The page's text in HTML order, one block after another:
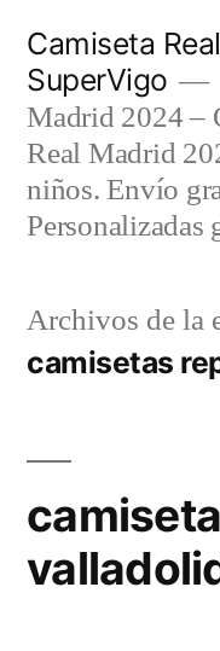
contenido
Camiseta
SuperVigo
Madrid 2024 –
Real Madrid
niños. Envío
Personalizadas
Archivos de la
camisetas